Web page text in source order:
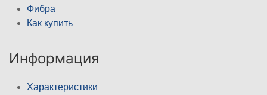
Фибра
Как купить
Информация
Характеристики